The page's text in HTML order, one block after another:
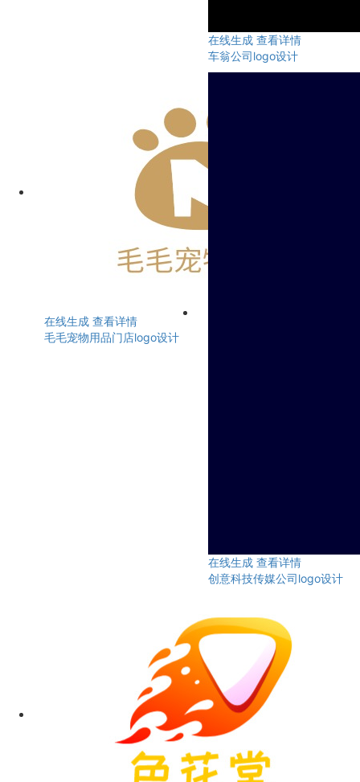
在线生成 查看详情
车翁公司logo设计
在线生成 查看详情
毛毛宠物用品门店logo设计
在线生成 查看详情
创意科技传媒公司logo设计